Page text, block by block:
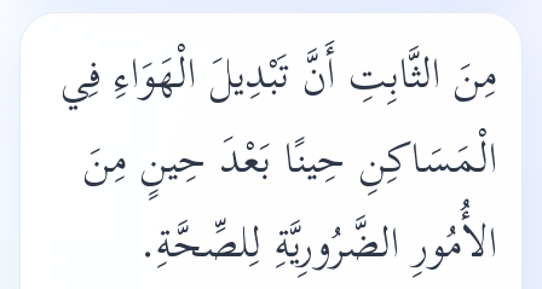
مِنَ الثَّابِتِ أَنَّ تَبْدِيلَ الْهَوَاءِ فِي
الْمَسَاكِنِ حِينًا بَعْدَ حِينٍ مِنَ
الأُمُورِ الضَّرُورِيَّةِ لِلصِّحَّةِ.